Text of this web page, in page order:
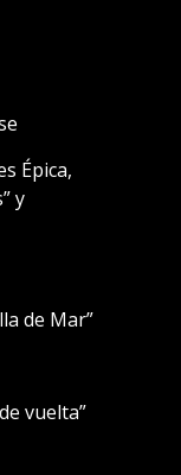
Épica,
y
de Mar”
vuelta”